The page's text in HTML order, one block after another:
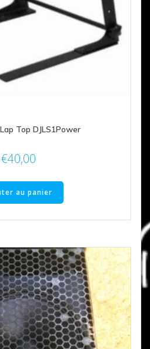
Top DJLS1Power
€40,00
au panier